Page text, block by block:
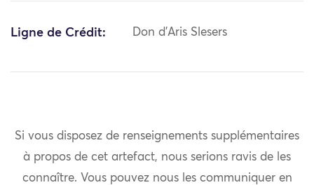
Ligne de Crédit: Don d'Aris Slesers
Si vous disposez de renseignements supplémentaires
à propos de cet artefact, nous serions ravis de les
connaître. Vous pouvez nous les communiquer en